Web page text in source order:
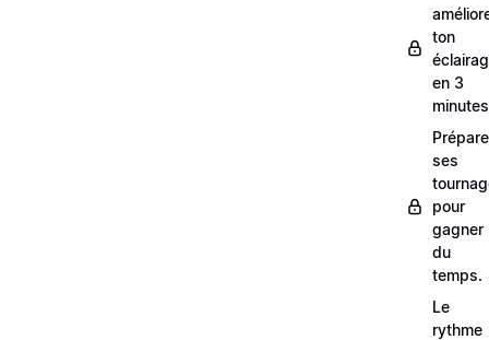
ton
en 3
ses
pour
gagner
du
temps.
Le
rythme